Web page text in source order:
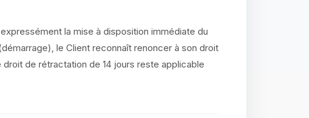
la mise à disposition immédiate du
le Client reconnaît renoncer à son droit
de rétractation de 14 jours reste applicable